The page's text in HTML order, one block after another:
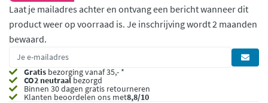
Laat je mailadres achter en ontvang een bericht wanneer dit
product weer op voorraad is. Je inschrijving wordt 2 maanden
bewaard.
Gratis bezorging vanaf 35,- *
CO2 neutraalbezorgd
Binnen 30 dagen gratis retourneren
Klanten beoordelen ons met8,8/10